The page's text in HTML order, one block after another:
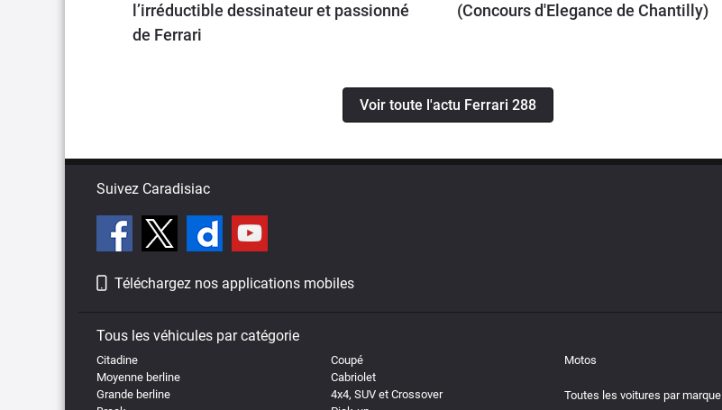
l’irréductible dessinateur et passionné
de Ferrari
(Concours d'Elegance de Chantilly)
Voir toute l'actu Ferrari 288
Suivez Caradisiac
Téléchargez nos applications mobiles
Tous les véhicules par catégorie
Citadine
Moyenne berline
Grande berline
Coupé
Cabriolet
4x4, SUV et Crossover
Motos
Toutes les voitures par marque